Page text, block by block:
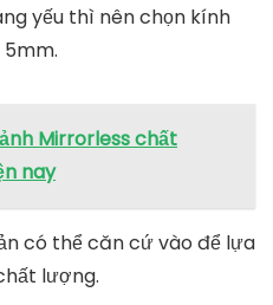
yếu thì nên chọn kính
Mirrorless chất
nay
có thể căn cứ vào để lựa
lượng.